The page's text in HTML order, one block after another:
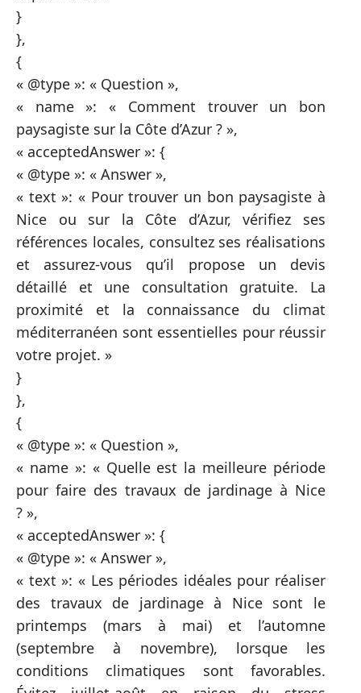
}
},
{
« @type »: « Question »,
« name »: « Comment trouver un bon
paysagiste sur la Côte d’Azur ? »,
« acceptedAnswer »: {
« @type »: « Answer »,
« text »: « Pour trouver un bon paysagiste à
Nice ou sur la Côte d’Azur, vérifiez ses
références locales, consultez ses réalisations
et assurez-vous qu’il propose un devis
détaillé et une consultation gratuite. La
proximité et la connaissance du climat
méditerranéen sont essentielles pour réussir
votre projet. »
}
},
{
« @type »: « Question »,
« name »: « Quelle est la meilleure période
pour faire des travaux de jardinage à Nice
? »,
« acceptedAnswer »: {
« @type »: « Answer »,
« text »: « Les périodes idéales pour réaliser
des travaux de jardinage à Nice sont le
printemps (mars à mai) et l’automne
(septembre à novembre), lorsque les
conditions climatiques sont favorables.